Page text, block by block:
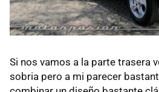
Si nos vamos a la parte trasera
sobria pero a mi parecer